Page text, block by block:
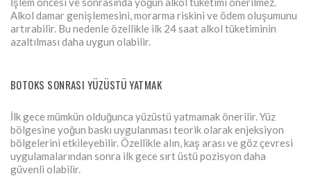
Alkol damar genişlemesini, morarma riskini ve ödem oluşumunu
artırabilir. Bu nedenle özellikle ilk 24 saat alkol tüketiminin
azaltılması daha uygun olabilir.
BOTOKS SONRASI YÜZÜSTÜ YATMAK
İlk gece mümkün olduğunca yüzüstü yatmamak önerilir. Yüz
bölgesine yoğun baskı uygulanması teorik olarak enjeksiyon
bölgelerini etkileyebilir. Özellikle alın, kaş arası ve göz çevresi
uygulamalarından sonra ilk gece sırt üstü pozisyon daha
güvenli olabilir.